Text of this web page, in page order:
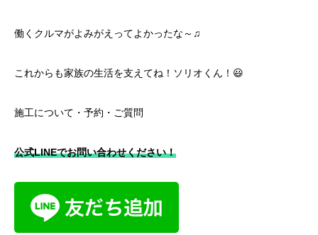
働くクルマがよみがえってよかったな～♫
これからも家族の生活を支えてね！ソリオくん！😃
施工について・予約・ご質問
公式LINEでお問い合わせください！